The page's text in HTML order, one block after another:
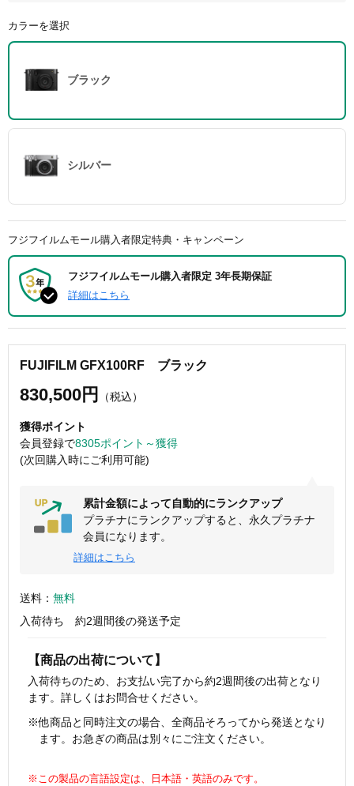
カラーを選択
ブラック
シルバー
フジフイルムモール購入者限定特典・キャンペーン
フジフイルムモール購入者限定 3年長期保証
詳細はこちら
FUJIFILM GFX100RF ブラック
830,500円 （税込）
獲得ポイント
会員登録で8305ポイント～獲得
(次回購入時にご利用可能)
累計金額によって自動的にランクアップ
プラチナにランクアップすると、永久プラチナ
会員になります。
詳細はこちら
送料： 無料
入荷待ち 約2週間後の発送予定
【商品の出荷について】
入荷待ちのため、お支払い完了から約2週間後の出荷となり
ます。詳しくはお問合せください。
※他商品と同時注文の場合、全商品そろってから発送となり
ます。お急ぎの商品は別々にご注文ください。
※この製品の言語設定は、日本語・英語のみです。